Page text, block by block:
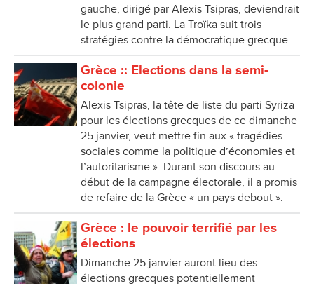
gauche, dirigé par Alexis Tsipras, deviendrait
le plus grand parti. La Troïka suit trois
stratégies contre la démocratique grecque.
Grèce :: Elections dans la semi-
colonie
Alexis Tsipras, la tête de liste du parti Syriza
pour les élections grecques de ce dimanche
25 janvier, veut mettre fin aux « tragédies
sociales comme la politique d’économies et
l’autoritarisme ». Durant son discours au
début de la campagne électorale, il a promis
de refaire de la Grèce « un pays debout ».
Grèce : le pouvoir terrifié par les
élections
Dimanche 25 janvier auront lieu des
élections grecques potentiellement